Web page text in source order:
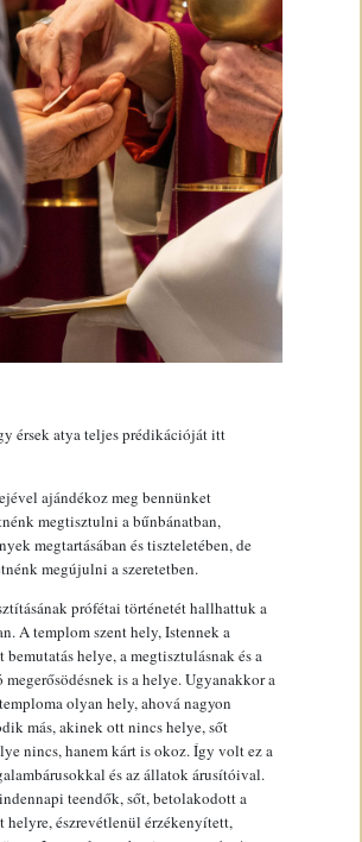
érsek atya teljes prédikációját itt
ajándékoz meg bennünket
megtisztulni a bűnbánatban,
megtartásában és tiszteletében, de
megújulni a szeretetben.
prófétai történetét hallhattuk a
A templom szent hely, Istennek a
bemutatás helye, a megtisztulásnak és a
megerősödésnek is a helye. Ugyanakkor a
olyan hely, ahová nagyon
más, akinek ott nincs helye, sőt
nincs, hanem kárt is okoz. Így volt ez a
és az állatok árusítóival.
teendők, sőt, betolakodott a
helyre, észrevétlenül érzékenyített,